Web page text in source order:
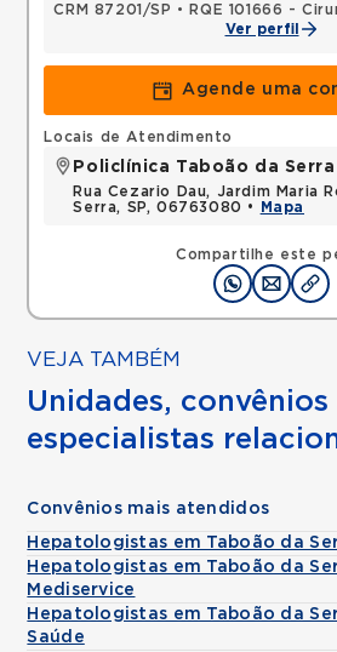
CRM 87201/SP •
RQE 101666 - Cirurgia
Ver perfil
Agende uma
Compartilhe este
Locais de Atendimento
Policlínica Taboão da Serra
Rua Cezario Dau, Jardim Maria
Serra, SP, 06763080 •
Mapa
VEJA TAMBÉM
Unidades, convênios
especialistas
Convênios mais atendidos
Hepatologistas em Taboão da
Hepatologistas em Taboão da
Mediservice
Hepatologistas em Taboão da
Saúde